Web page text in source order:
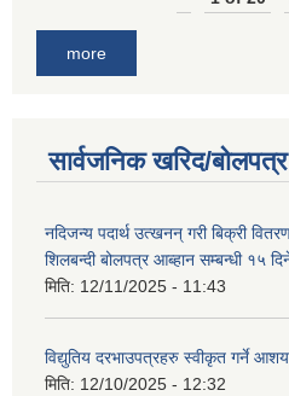
more
सार्वजनिक खरिद/
नदिजन्य पदार्थ उत्खनन् गरी बिक्री
शिलबन्दी बोलपत्र आब्हान सम्बन्धी १५
मिति: 12/11/2025 - 11:43
विद्युतिय दरभाउपत्रहरु स्वीकृत गर्ने
मिति: 12/10/2025 - 12:32